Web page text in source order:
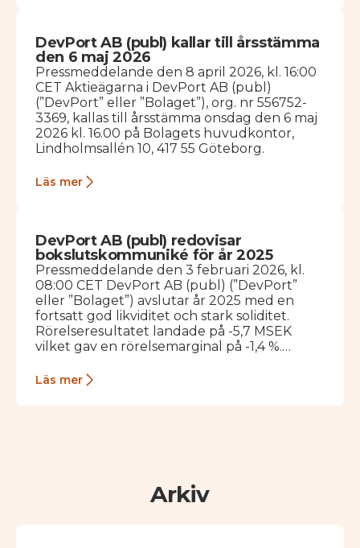
DevPort AB (publ) kallar till årsstämma
den 6 maj 2026
Pressmeddelande den 8 april 2026, kl. 16:00
CET Aktieägarna i DevPort AB (publ)
(”DevPort” eller ”Bolaget”), org. nr 556752-
3369, kallas till årsstämma onsdag den 6 maj
2026 kl. 16.00 på Bolagets huvudkontor,
Lindholmsallén 10, 417 55 Göteborg.
Läs mer
DevPort AB (publ) redovisar
bokslutskommuniké för år 2025
Pressmeddelande den 3 februari 2026, kl.
08:00 CET DevPort AB (publ) (”DevPort”
eller ”Bolaget”) avslutar år 2025 med en
fortsatt god likviditet och stark soliditet.
Rörelseresultatet landade på -5,7 MSEK
vilket gav en rörelsemarginal på -1,4 %.
Läs mer
Arkiv